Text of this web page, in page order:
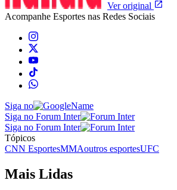
Ver original
Acompanhe Esportes nas Redes Sociais
Siga no
Siga no Forum Inter
Siga no Forum Inter
Tópicos
CNN EsportesMMAoutros esportesUFC
Mais Lidas